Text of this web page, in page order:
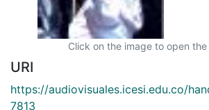
Click on the image to open
URI
https://audiovisuales.icesi.edu.co/
7813